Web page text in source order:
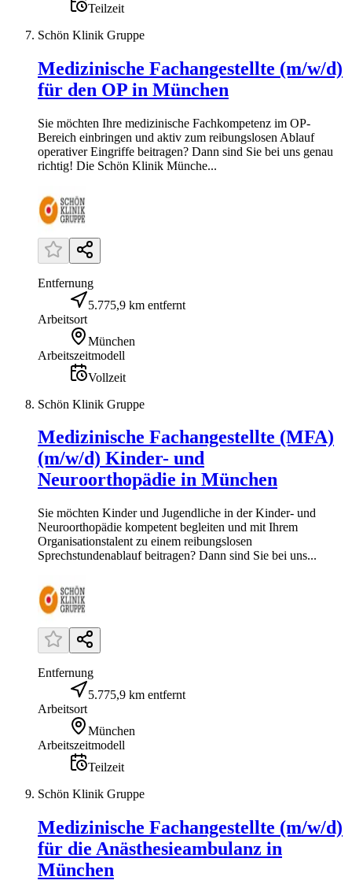
Teilzeit
Schön Klinik Gruppe
Medizinische Fachangestellte (m/w/d)
für den OP in München
Sie möchten Ihre medizinische Fachkompetenz im OP-
Bereich einbringen und aktiv zum reibungslosen Ablauf
operativer Eingriffe beitragen? Dann sind Sie bei uns genau
richtig! Die Schön Klinik Münche...
Entfernung
5.775,9 km entfernt
Arbeitsort
München
Arbeitszeitmodell
Vollzeit
Schön Klinik Gruppe
Medizinische Fachangestellte (MFA)
(m/w/d) Kinder- und
Neuroorthopädie in München
Sie möchten Kinder und Jugendliche in der Kinder- und
Neuroorthopädie kompetent begleiten und mit Ihrem
Organisationstalent zu einem reibungslosen
Sprechstundenablauf beitragen? Dann sind Sie bei uns...
Entfernung
5.775,9 km entfernt
Arbeitsort
München
Arbeitszeitmodell
Teilzeit
Schön Klinik Gruppe
Medizinische Fachangestellte (m/w/d)
für die Anästhesieambulanz in
München